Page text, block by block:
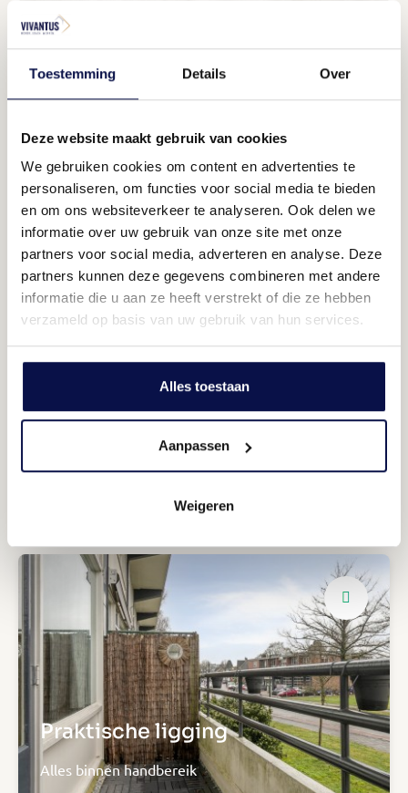
Toestemming Details Over
Deze website maakt gebruik van cookies
We gebruiken cookies om content en advertenties te
personaliseren, om functies voor social media te bieden
en om ons websiteverkeer te analyseren. Ook delen we
informatie over uw gebruik van onze site met onze
partners voor social media, adverteren en analyse. Deze
partners kunnen deze gegevens combineren met andere
informatie die u aan ze heeft verstrekt of die ze hebben
verzameld op basis van uw gebruik van hun services.
Alles toestaan
Aanpassen
Weigeren
Dichte keuken
Culinair koken
Vier slaapkamers
Praktische ligging
Alles binnen handbereik